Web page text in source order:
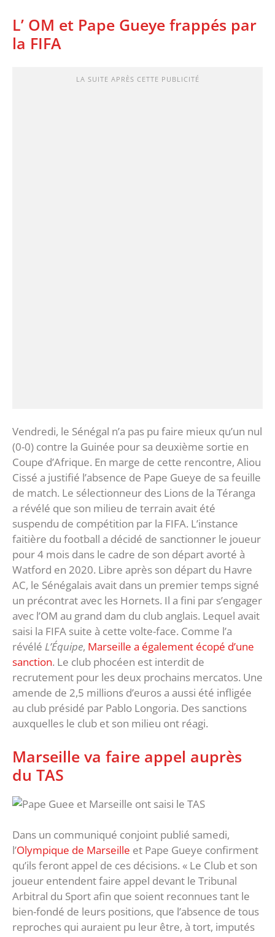
L’ OM et Pape Gueye frappés par
la FIFA
LA SUITE APRÈS CETTE PUBLICITÉ
Vendredi, le Sénégal n’a pas pu faire mieux qu’un nul
(0-0) contre la Guinée pour sa deuxième sortie en
Coupe d’Afrique. En marge de cette rencontre, Aliou
Cissé a justifié l’absence de Pape Gueye de sa feuille
de match. Le sélectionneur des Lions de la Téranga
a révélé que son milieu de terrain avait été
suspendu de compétition par la FIFA. L’instance
faitière du football a décidé de sanctionner le joueur
pour 4 mois dans le cadre de son départ avorté à
Watford en 2020. Libre après son départ du Havre
AC, le Sénégalais avait dans un premier temps signé
un précontrat avec les Hornets. Il a fini par s’engager
avec l’OM au grand dam du club anglais. Lequel avait
saisi la FIFA suite à cette volte-face. Comme l’a
révélé L’Équipe, Marseille a également écopé d’une
sanction. Le club phocéen est interdit de
recrutement pour les deux prochains mercatos. Une
amende de 2,5 millions d’euros a aussi été infligée
au club présidé par Pablo Longoria. Des sanctions
auxquelles le club et son milieu ont réagi.
Marseille va faire appel auprès
du TAS
Dans un communiqué conjoint publié samedi,
l’Olympique de Marseille et Pape Gueye confirment
qu’ils feront appel de ces décisions. « Le Club et son
joueur entendent faire appel devant le Tribunal
Arbitral du Sport afin que soient reconnues tant le
bien-fondé de leurs positions, que l’absence de tous
reproches qui auraient pu leur être, à tort, imputés